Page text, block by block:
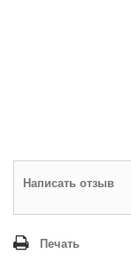
Написать отзыв
Печать